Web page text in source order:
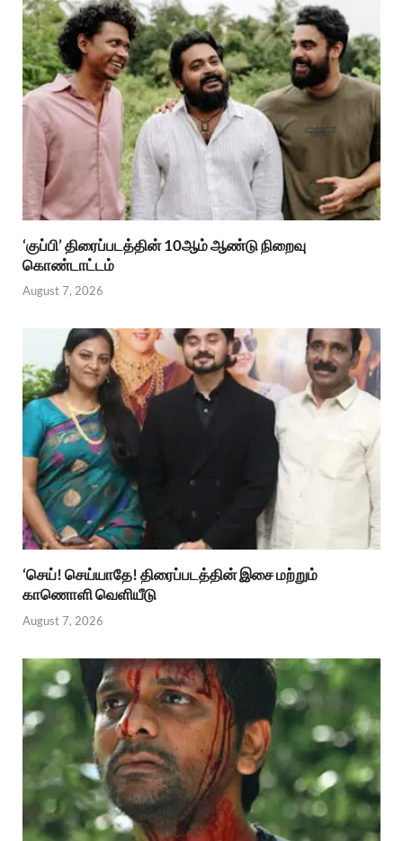
‘குப்பி’ திரைப்படத்தின் 10ஆம் ஆண்டு நிறைவு
கொண்டாட்டம்
August 7, 2026
‘செய்! செய்யாதே! திரைப்படத்தின் இசை மற்றும்
காணொளி வெளியீடு
August 7, 2026